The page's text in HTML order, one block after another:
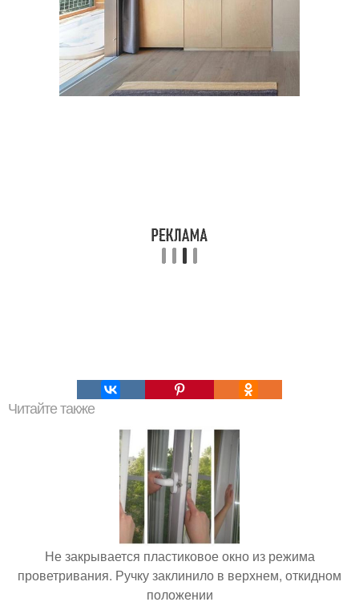
Читайте также
Не закрывается пластиковое окно из режима
проветривания. Ручку заклинило в верхнем, откидном
положении